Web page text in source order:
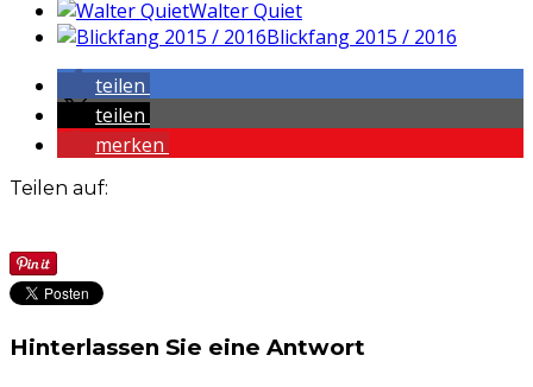
Walter Quiet
Blickfang 2015 / 2016
teilen
teilen
merken
Teilen auf:
Hinterlassen Sie eine Antwort